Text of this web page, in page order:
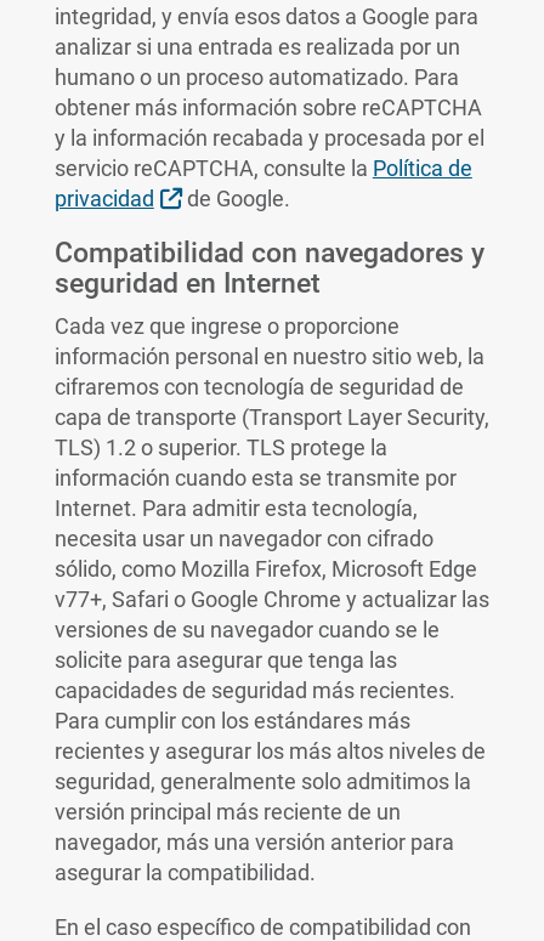
integridad, y envía esos datos a Google para
analizar si una entrada es realizada por un
humano o un proceso automatizado. Para
obtener más información sobre reCAPTCHA
y la información recabada y procesada por el
servicio reCAPTCHA, consulte la Política de
privacidad
External Link
de Google.
Compatibilidad con navegadores y
seguridad en Internet
Cada vez que ingrese o proporcione
información personal en nuestro sitio web, la
cifraremos con tecnología de seguridad de
capa de transporte (Transport Layer Security,
TLS) 1.2 o superior. TLS protege la
información cuando esta se transmite por
Internet. Para admitir esta tecnología,
necesita usar un navegador con cifrado
sólido, como Mozilla Firefox, Microsoft Edge
v77+, Safari o Google Chrome y actualizar las
versiones de su navegador cuando se le
solicite para asegurar que tenga las
capacidades de seguridad más recientes.
Para cumplir con los estándares más
recientes y asegurar los más altos niveles de
seguridad, generalmente solo admitimos la
versión principal más reciente de un
navegador, más una versión anterior para
asegurar la compatibilidad.
En el caso específico de compatibilidad con